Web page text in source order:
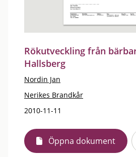
Rökutveckling från
Hallsberg
Nordin Jan
Nerikes Brandkår
2010-11-11
Öppna dokument